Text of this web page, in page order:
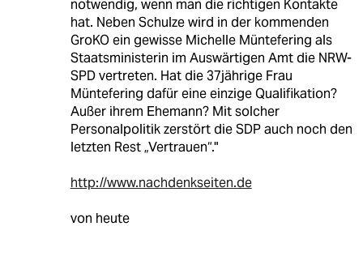
notwendig, wenn man die richtigen Kontakte
hat. Neben Schulze wird in der kommenden
GroKO ein gewisse Michelle Müntefering als
Staatsministerin im Auswärtigen Amt die NRW-
SPD vertreten. Hat die 37jährige Frau
Müntefering dafür eine einzige Qualifikation?
Außer ihrem Ehemann? Mit solcher
Personalpolitik zerstört die SDP auch noch den
letzten Rest „Vertrauen“."
http://www.nachdenkseiten.de
von heute